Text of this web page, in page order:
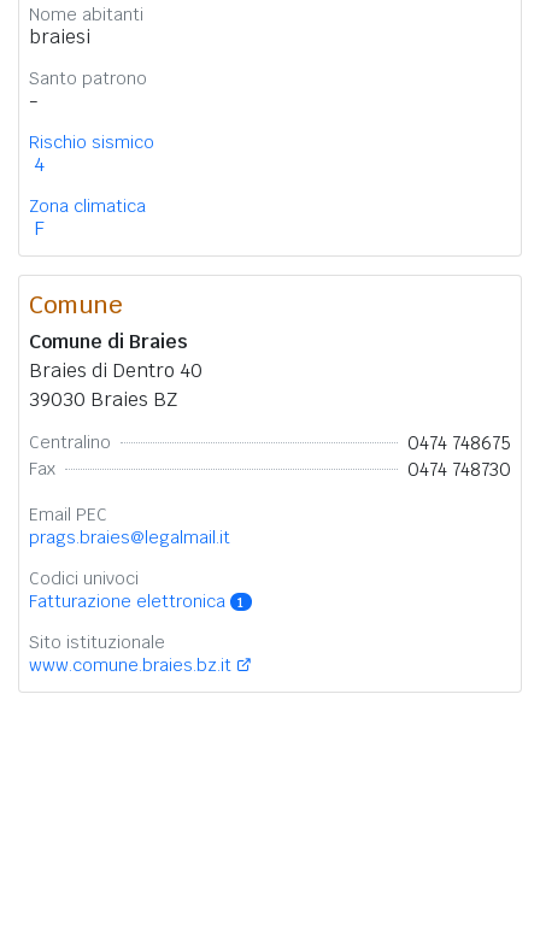
Nome abitanti
braiesi
Santo patrono
-
Rischio sismico
4
Zona climatica
F
Comune
Comune di Braies
Braies di Dentro 40
39030 Braies BZ
Centralino 0474 748675
Fax 0474 748730
Email PEC
prags.braies@legalmail.it
Codici univoci
Fatturazione elettronica
1
Sito istituzionale
www.comune.braies.bz.it